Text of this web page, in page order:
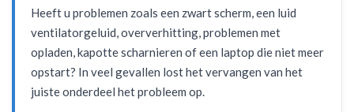
Heeft u problemen zoals een zwart scherm, een luid
ventilatorgeluid, oververhitting, problemen met
opladen, kapotte scharnieren of een laptop die niet meer
opstart? In veel gevallen lost het vervangen van het
juiste onderdeel het probleem op.